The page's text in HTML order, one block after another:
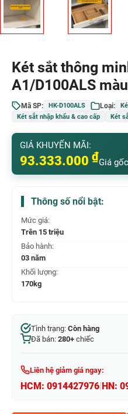
Két sắt thông
A1/D100ALS
Mã SP: HK-D100ALS Loại:
Két sắt nhập khẩu & cao cấp
Két
GIÁ KHUYẾN MÃI:
93.333.000 ₫Giá
Thông số nổi bật:
Mức giá:
Trên 15 triệu
Bảo hành:
03 năm
Khối lượng:
170kg
Tình trạng: Còn hàng
Đã bán: 280+ chiếc
Liên hệ giảm giá ngay:
HCM: 0914427976 HN: